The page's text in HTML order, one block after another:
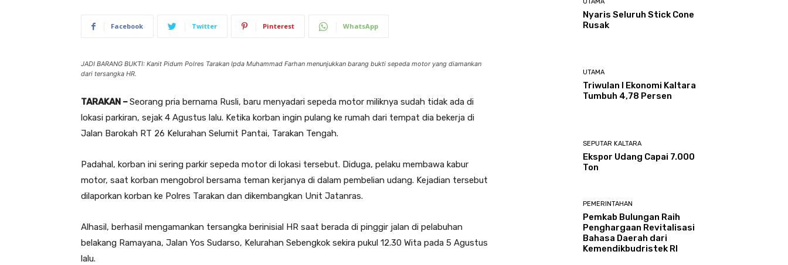
Facebook Twitter Pinterest WhatsApp
JADI BARANG BUKTI: Kanit Pidum Polres Tarakan Ipda Muhammad Farhan menunjukkan barang bukti sepeda motor yang diamankan
dari tersangka HR.
TARAKAN –Seorang pria bernama Rusli, baru menyadari sepeda motor miliknya sudah tidak ada di
lokasi parkiran, sejak 4 Agustus lalu. Ketika korban ingin pulang ke rumah dari tempat dia bekerja di
Jalan Barokah RT 26 Kelurahan Selumit Pantai, Tarakan Tengah.
Padahal, korban ini sering parkir sepeda motor di lokasi tersebut. Diduga, pelaku membawa kabur
motor, saat korban mengobrol bersama teman kerjanya di dalam pembelian udang. Kejadian tersebut
dilaporkan korban ke Polres Tarakan dan dikembangkan Unit Jatanras.
Alhasil, berhasil mengamankan tersangka berinisial HR saat berada di pinggir jalan di pelabuhan
belakang Ramayana, Jalan Yos Sudarso, Kelurahan Sebengkok sekira pukul 12.30 Wita pada 5 Agustus
lalu.
UTAMA
Nyaris Seluruh Stick Cone
Rusak
UTAMA
Triwulan I Ekonomi Kaltara
Tumbuh 4,78 Persen
SEPUTAR KALTARA
Ekspor Udang Capai 7.000
Ton
PEMERINTAHAN
Pemkab Bulungan Raih
Penghargaan Revitalisasi
Bahasa Daerah dari
Kemendikbudristek RI